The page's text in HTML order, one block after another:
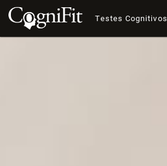
Testes Cognitivos